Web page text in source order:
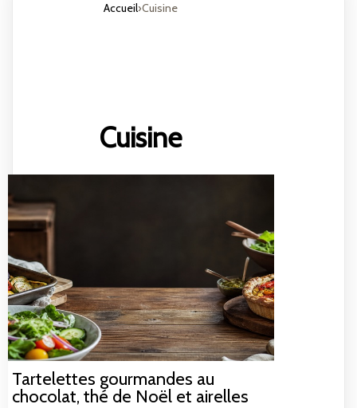
Accueil›Cuisine
Cuisine
Tartelettes gourmandes au
chocolat, thé de Noël et airelles